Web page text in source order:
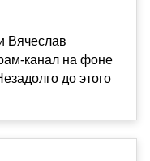
Вячеслав
канал на фоне
до этого